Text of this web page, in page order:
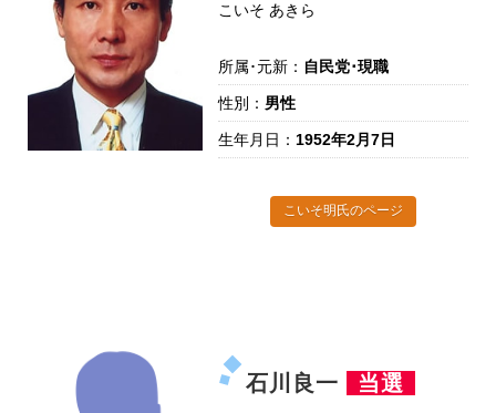
こいそ あきら
所属･元新： 自民党･現職
性別： 男性
生年月日： 1952年2月7日
こいそ明氏のページ
石川良一 当選